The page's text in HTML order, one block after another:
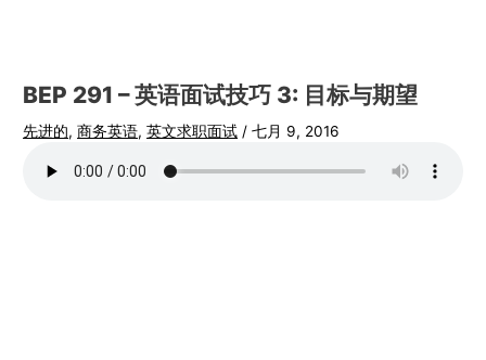
BEP 291 – 英语面试技巧 3: 目标与期望
先进的,商务英语,英文求职面试 /七月 9, 2016